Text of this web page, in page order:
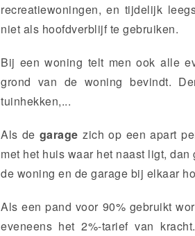
recreatiewoningen, en tijdelijk
niet als hoofdverblijf te gebruiken.
Bij een woning telt men ook alle
grond van de woning bevindt.
tuinhekken,...
Als de garage zich op een apart
met het huis waar het naast ligt,
de woning en de garage bij elkaar
Als een pand voor 90% gebruikt
eveneens het 2%-tarief van